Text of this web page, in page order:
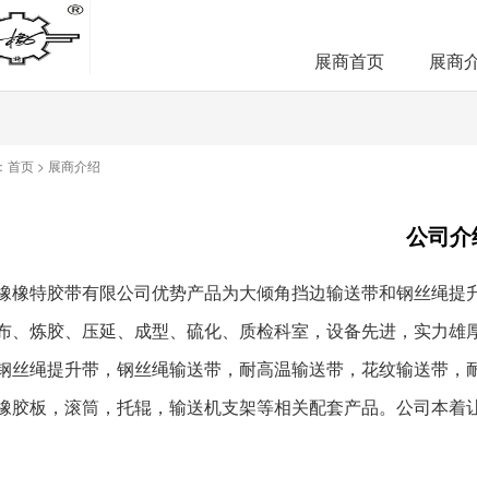
展商首页 展商
首页 > 展商介绍
公司
橡特胶带有限公司优势产品为大倾角挡边输送带和钢丝绳
、炼胶、压延、成型、硫化、质检科室，设备先进，实力
丝绳提升带，钢丝绳输送带，耐高温输送带，花纹输送带
胶板，滚筒，托辊，输送机支架等相关配套产品。公司本着